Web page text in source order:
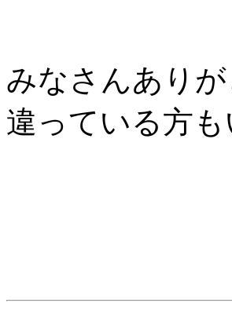
みなさんあり
違っている方